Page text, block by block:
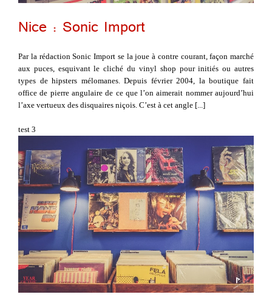
Nice : Sonic Import
Par la rédaction Sonic Import se la joue à contre courant, façon marché
aux puces, esquivant le cliché du vinyl shop pour initiés ou autres
types de hipsters mélomanes. Depuis février 2004, la boutique fait
office de pierre angulaire de ce que l’on aimerait nommer aujourd’hui
l’axe vertueux des disquaires niçois. C’est à cet angle [...]
test 3